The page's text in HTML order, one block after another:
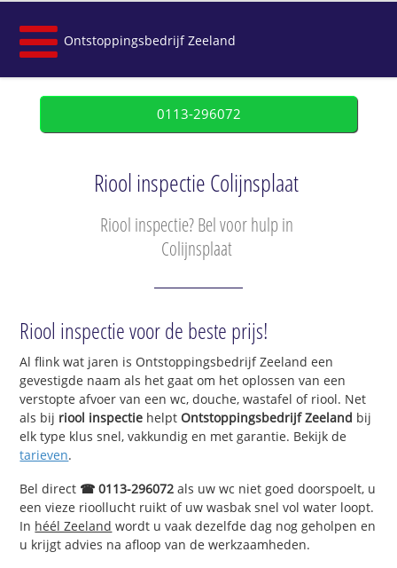
Ontstoppingsbedrijf Zeeland
0113-296072
Riool inspectie Colijnsplaat
Riool inspectie? Bel voor hulp in
Colijnsplaat
Riool inspectie voor de beste prijs!
Al flink wat jaren is Ontstoppingsbedrijf Zeeland een
gevestigde naam als het gaat om het oplossen van een
verstopte afvoer van een wc, douche, wastafel of riool. Net
als bij riool inspectie helptOntstoppingsbedrijf Zeeland bij
elk type klus snel, vakkundig en met garantie. Bekijk de
tarieven.
Bel direct ☎ 0113-296072 als uw wc niet goed doorspoelt, u
een vieze rioollucht ruikt of uw wasbak snel vol water loopt.
In héél Zeeland wordt u vaak dezelfde dag nog geholpen en
u krijgt advies na afloop van de werkzaamheden.